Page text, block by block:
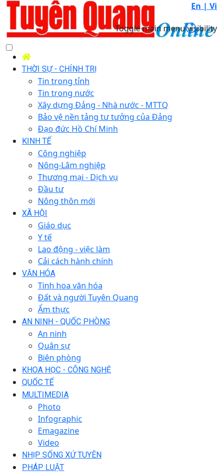
En | Vi
Toggle main menu visibility
THỜI SỰ - CHÍNH TRỊ
Tin trong tỉnh
Tin trong nước
Xây dựng Đảng - Nhà nước - MTTQ
Bảo vệ nền tảng tư tưởng của Đảng
Đạo đức Hồ Chí Minh
KINH TẾ
Công nghiệp
Nông-Lâm nghiệp
Thương mại - Dịch vụ
Đầu tư
Nông thôn mới
XÃ HỘI
Giáo dục
Y tế
Lao động - việc làm
Cải cách hành chính
VĂN HÓA
Tinh hoa văn hóa
Đất và người Tuyên Quang
Ẩm thực
AN NINH - QUỐC PHÒNG
An ninh
Quân sự
Biên phòng
KHOA HỌC - CÔNG NGHỆ
QUỐC TẾ
MULTIMEDIA
Photo
Infographic
Emagazine
Video
NHỊP SỐNG XỨ TUYÊN
PHÁP LUẬT